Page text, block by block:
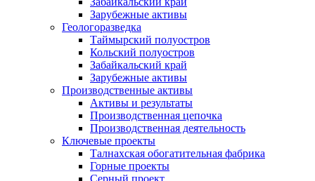
Зарубежные активы
Геологоразведка
Таймырский полуостров
Кольский полуостров
Забайкальский край
Зарубежные активы
Производственные активы
Активы и результаты
Производственная цепочка
Производственная деятельность
Ключевые проекты
Талнахская обогатительная фабрика
Горные проекты
Серный проект